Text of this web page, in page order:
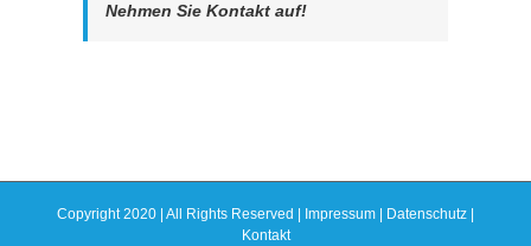
Nehmen Sie Kontakt auf!
Copyright 2020 | All Rights Reserved | Impressum Datenschutz
Kontakt